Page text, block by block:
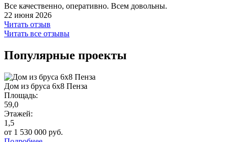
Все качественно, оперативно. Всем довольны.
22 июня 2026
Читать отзыв
Читать все отзывы
Популярные проекты
Дом из бруса 6х8 Пенза
Площадь:
59,0
Этажей:
1,5
от 1 530 000 руб.